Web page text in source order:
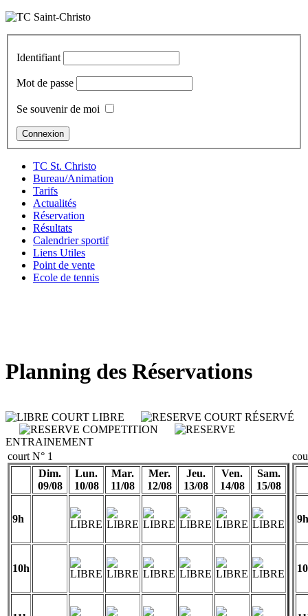
Identifiant
Mot de passe
Se souvenir de moi
TC St. Christo
Bureau/Animation
Tarifs
Actualités
Réservation
Résultats
Calendrier sportif
Liens Utiles
Point de vente
Ecole de tennis
Planning des Réservations
COURT LIBRE
COURT RÉSERVÉ
COMPETITION
ENTRAINEMENT
court N° 1
Dim.
09/08
Lun.
10/08
Mar.
11/08
Mer.
12/08
Jeu.
13/08
Ven.
14/08
Sam.
15/08
9h
10h
9h